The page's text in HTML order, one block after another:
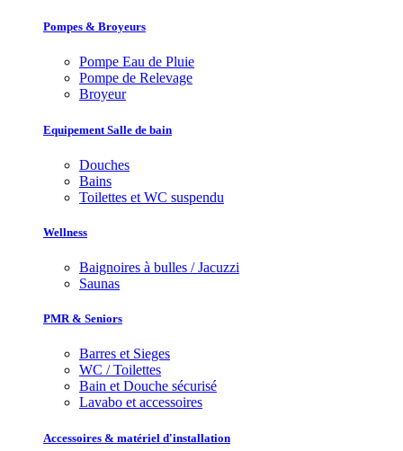
Pompes & Broyeurs
Pompe Eau de Pluie
Pompe de Relevage
Broyeur
Equipement Salle de bain
Douches
Bains
Toilettes et WC suspendu
Wellness
Baignoires à bulles / Jacuzzi
Saunas
PMR & Seniors
Barres et Sieges
WC / Toilettes
Bain et Douche sécurisé
Lavabo et accessoires
Accessoires & matériel d'installation